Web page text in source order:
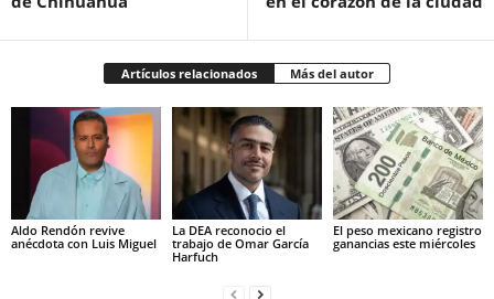
Artículos relacionados Más del autor
Aldo Rendón revive
anécdota con Luis Miguel
La DEA reconocio el
trabajo de Omar García
Harfuch
El peso mexicano registro
ganancias este miércoles